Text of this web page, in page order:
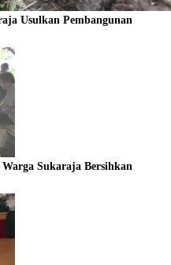
Usulkan Pembangunan
Sukaraja Bersihkan